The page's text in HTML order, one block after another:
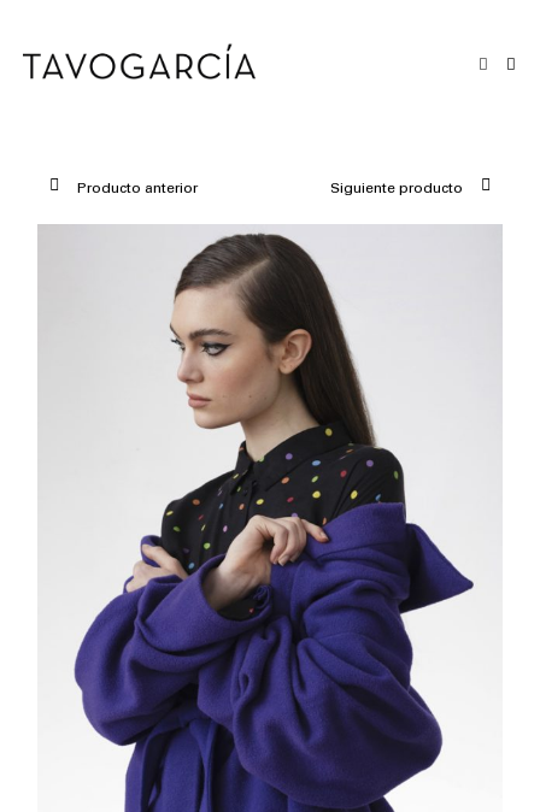
contenido
Producto anterior Siguiente producto